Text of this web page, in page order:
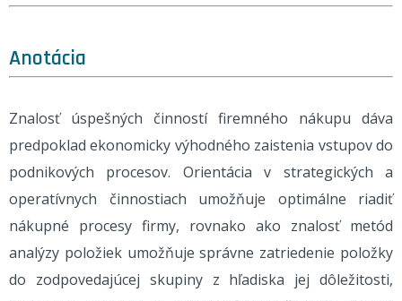
Anotácia
Znalosť úspešných činností firemného nákupu dáva
predpoklad ekonomicky výhodného zaistenia vstupov do
podnikových procesov. Orientácia v strategických a
operatívnych činnostiach umožňuje optimálne riadiť
nákupné procesy firmy, rovnako ako znalosť metód
analýzy položiek umožňuje správne zatriedenie položky
do zodpovedajúcej skupiny z hľadiska jej dôležitosti,